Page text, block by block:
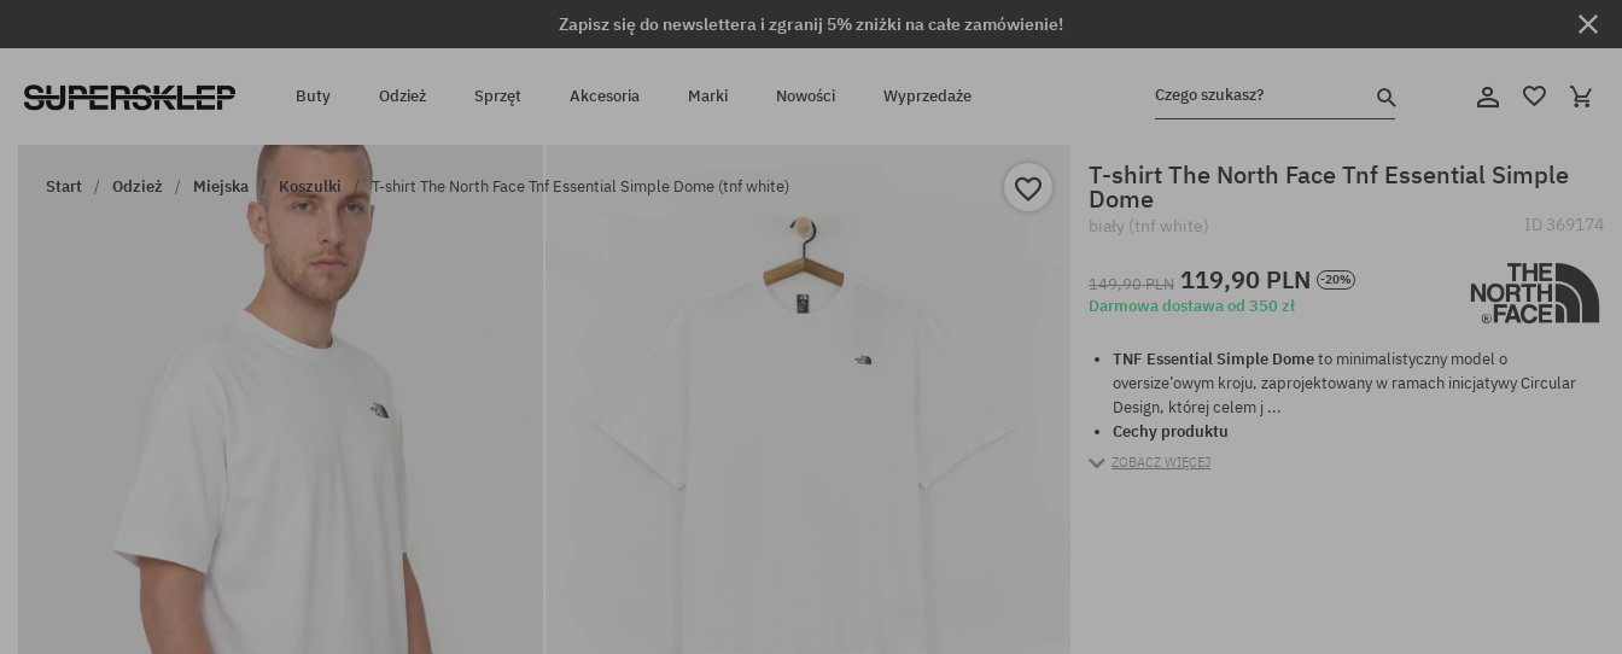
Zapisz się do newslettera i zgranij 5% zniżki na całe zamówienie!
Buty Odzież Sprzęt Akcesoria Marki Nowości Wyprzedaże Czego szukasz?
Start Odzież Miejska Koszulki T-shirt The North Face Tnf Essential Simple Dome (tnf white) T-shirt The North Face Tnf Essential Simple
Dome
biały (tnf white) ID 369174
149,90 PLN 119,90 PLN -20%
Darmowa dostawa od 350 zł
TNF Essential Simple Dometo minimalistyczny model o
oversize’owym kroju, zaprojektowany w ramach inicjatywy Circular
Design, której celem j ...
Cechy produktu
ZOBACZ WIĘCEJ